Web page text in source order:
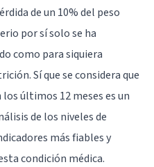
de un 10% del peso
por sí solo se ha
como para siquiera
Sí que se considera que
últimos 12 meses es un
de los niveles de
más fiables y
condición médica.